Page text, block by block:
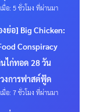
มื่อ: 5 ชั่วโมง ที่ผ่านมา
งย่อ] Big Chicken:
Conspiracy
ไก่ทอด 28 วัน
งการฟาสต์ฟู้ด
มื่อ: 7 ชั่วโมง ที่ผ่านมา